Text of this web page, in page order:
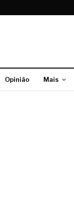
Opinião Mais